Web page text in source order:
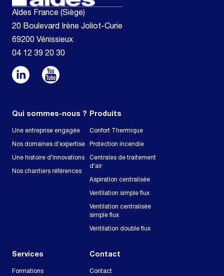
Aldes France (Siège)
20 Boulevard Irène Joliot-Curie
69200 Vénissieux
04 12 39 20 30
Qui sommes-nous ?
Une entreprise engagée
Nos domaines d'expertise
Une histoire d'innovations
Nos chantiers références
Produits
Confort Thermique
Protection incendie
Centrales de traitement
d'air
Aspiration centralisée
Ventilation simple flux
Ventilation centralisée
simple flux
Ventilation double flux
Services
Formations
Contact
Contact